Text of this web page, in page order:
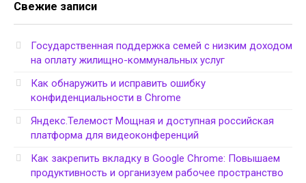
Свежие записи
Государственная поддержка семей с низким доходом
на оплату жилищно-коммунальных услуг
Как обнаружить и исправить ошибку
конфиденциальности в Chrome
Яндекс.Телемост Мощная и доступная российская
платформа для видеоконференций
Как закрепить вкладку в Google Chrome: Повышаем
продуктивность и организуем рабочее пространство